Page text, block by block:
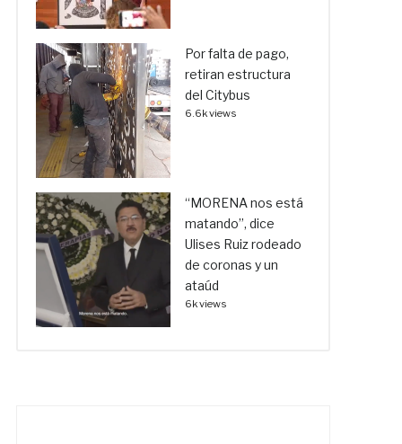
Por falta de pago,
retiran estructura
del Citybus
6.6k views
“MORENA nos está
matando”, dice
Ulises Ruiz rodeado
de coronas y un
ataúd
6k views